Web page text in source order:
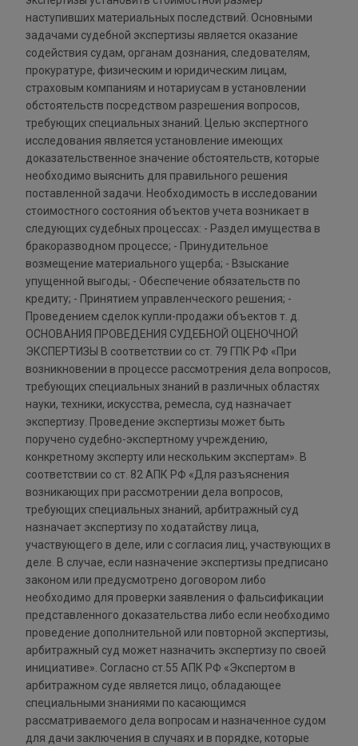
наступивших материальных последствий. Основными
задачами судебной экспертизы является оказание
содействия судам, органам дознания, следователям,
прокуратуре, физическим и юридическим лицам,
страховым компаниям и нотариусам в установлении
обстоятельств посредством разрешения вопросов,
требующих специальных знаний. Целью экспертного
исследования является установление имеющих
доказательственное значение обстоятельств, которые
необходимо выяснить для правильного решения
поставленной задачи. Необходимость в исследовании
стоимостного состояния объектов учета возникает в
следующих судебных процессах: - Раздел имущества в
бракоразводном процессе; - Принудительное
возмещение материального ущерба; - Взыскание
упущенной выгоды; - Обеспечение обязательств по
кредиту; - Принятием управленческого решения; -
Проведением сделок купли-продажи объектов т. д.
ОСНОВАНИЯ ПРОВЕДЕНИЯ СУДЕБНОЙ ОЦЕНОЧНОЙ
ЭКСПЕРТИЗЫ В соответствии со ст. 79 ГПК РФ «При
возникновении в процессе рассмотрения дела вопросов,
требующих специальных знаний в различных областях
науки, техники, искусства, ремесла, суд назначает
экспертизу. Проведение экспертизы может быть
поручено судебно-экспертному учреждению,
конкретному эксперту или нескольким экспертам». В
соответствии со ст. 82 АПК РФ «Для разъяснения
возникающих при рассмотрении дела вопросов,
требующих специальных знаний, арбитражный суд
назначает экспертизу по ходатайству лица,
участвующего в деле, или с согласия лиц, участвующих в
деле. В случае, если назначение экспертизы предписано
законом или предусмотрено договором либо
необходимо для проверки заявления о фальсификации
представленного доказательства либо если необходимо
проведение дополнительной или повторной экспертизы,
арбитражный суд может назначить экспертизу по своей
инициативе». Согласно ст.55 АПК РФ «Экспертом в
арбитражном суде является лицо, обладающее
специальными знаниями по касающимся
рассматриваемого дела вопросам и назначенное судом
для дачи заключения в случаях и в порядке, которые